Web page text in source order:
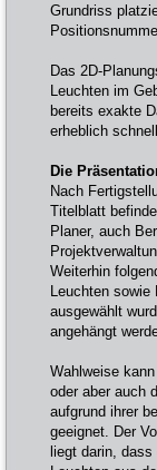
Grundriss
Das 2D-
Leuchten im
bereits exakte
erheblich
Die
Nach
Titelblatt
Planer, auch
Weiterhin
Leuchten
ausgewählt
angehängt
Wahlweise
oder aber auch
aufgrund ihrer
geeignet. Der
liegt darin,